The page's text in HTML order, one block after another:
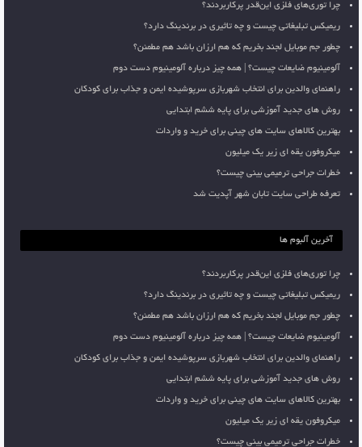
چرا توری‌های فلزی این‌قدر پرکاربردند؟
ریمیکس تبلیغاتی چیست و چه تاثیری در برندینگ دارد؟
چطور جم موبایل لجند بخریم که هم ارزان باشد هم مطمئن؟
آلومینیوم ضایعات چیست؟ | همه چیز درباره آلومینیوم دست دوم
راهنمای والدین برای انتخاب شهربازی سرپوشیده ایمن و جذاب برای کودکان
روش های جدید آموزشی برای پایه ششم ابتدایی
بهترین کالاهای سایت های چینی برای خرید و واردات
میکروفون یقه ای زیر یک میلیون
خطرات جراحی ترمیمی بینی چیست؟
تعرفه طراحی سایت تابان شهر آپدیت شد
آخرین آلبوم ها
چرا توری‌های فلزی این‌قدر پرکاربردند؟
ریمیکس تبلیغاتی چیست و چه تاثیری در برندینگ دارد؟
چطور جم موبایل لجند بخریم که هم ارزان باشد هم مطمئن؟
آلومینیوم ضایعات چیست؟ | همه چیز درباره آلومینیوم دست دوم
راهنمای والدین برای انتخاب شهربازی سرپوشیده ایمن و جذاب برای کودکان
روش های جدید آموزشی برای پایه ششم ابتدایی
بهترین کالاهای سایت های چینی برای خرید و واردات
میکروفون یقه ای زیر یک میلیون
خطرات جراحی ترمیمی بینی چیست؟